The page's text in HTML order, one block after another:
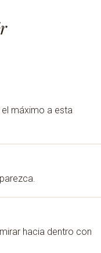
máximo a esta
hacia dentro con